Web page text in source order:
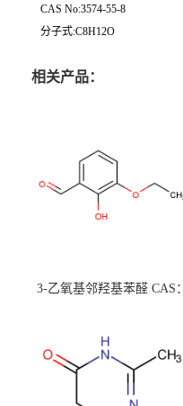
CAS No:3574-55-8
分子式:C8H12O
相关产品：
3-乙氧基邻羟基苯醛 CAS：
校可先用后付